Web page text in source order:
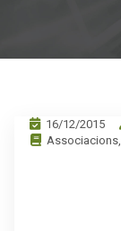
16/12/2015
Associacions,